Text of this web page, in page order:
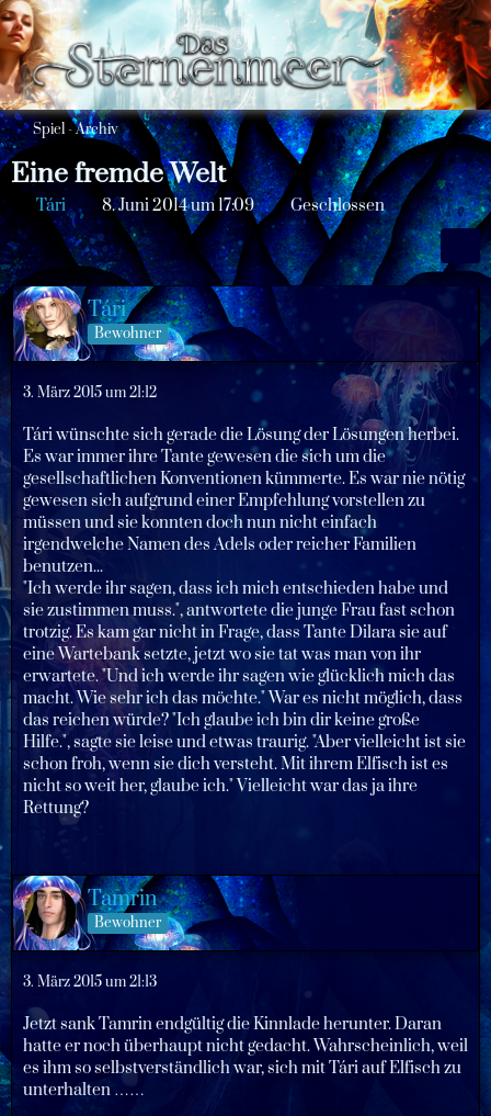
Spiel - Archiv
Eine fremde Welt
Tári 8. Juni 2014 um 17:09 Geschlossen
Tári
Bewohner
3. März 2015 um 21:12
Tári wünschte sich gerade die Lösung der Lösungen herbei.
Es war immer ihre Tante gewesen die sich um die
gesellschaftlichen Konventionen kümmerte. Es war nie nötig
gewesen sich aufgrund einer Empfehlung vorstellen zu
müssen und sie konnten doch nun nicht einfach
irgendwelche Namen des Adels oder reicher Familien
benutzen...
"Ich werde ihr sagen, dass ich mich entschieden habe und
sie zustimmen muss.", antwortete die junge Frau fast schon
trotzig. Es kam gar nicht in Frage, dass Tante Dilara sie auf
eine Wartebank setzte, jetzt wo sie tat was man von ihr
erwartete. "Und ich werde ihr sagen wie glücklich mich das
macht. Wie sehr ich das möchte." War es nicht möglich, dass
das reichen würde? "Ich glaube ich bin dir keine große
Hilfe.", sagte sie leise und etwas traurig. "Aber vielleicht ist sie
schon froh, wenn sie dich versteht. Mit ihrem Elfisch ist es
nicht so weit her, glaube ich." Vielleicht war das ja ihre
Rettung?
Tamrin
Bewohner
3. März 2015 um 21:13
Jetzt sank Tamrin endgültig die Kinnlade herunter. Daran
hatte er noch überhaupt nicht gedacht. Wahrscheinlich, weil
es ihm so selbstverständlich war, sich mit Tári auf Elfisch zu
unterhalten ……